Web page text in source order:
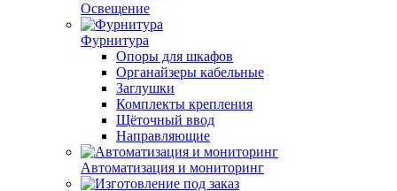
Освещение
Фурнитура
Опоры для шкафов
Органайзеры кабельные
Заглушки
Комплекты крепления
Щёточный ввод
Направляющие
Автоматизация и мониторинг